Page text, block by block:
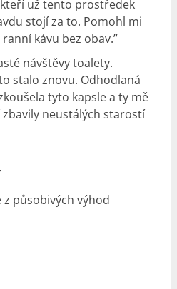
už tento prostředek
stojí za to. Pomohl mi
kávu bez obav.”
návštěvy toalety.
stalo znovu. Odhodlaná
tyto kapsle a ty mě
neustálých starostí
působivých výhod